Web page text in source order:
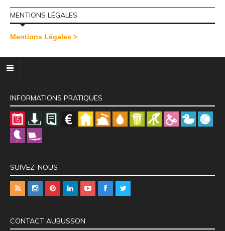
MENTIONS LÉGALES
Mentions Légales >
INFORMATIONS PRATIQUES
SUIVEZ-NOUS
CONTACT AUBUSSON